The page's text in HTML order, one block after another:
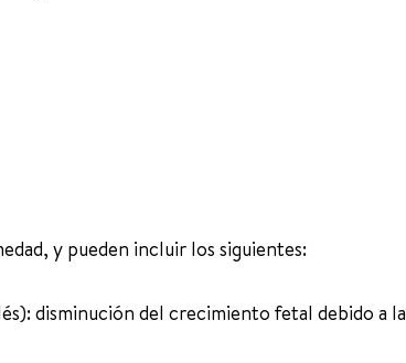
y pueden incluir los siguientes:
disminución del crecimiento fetal debido a la